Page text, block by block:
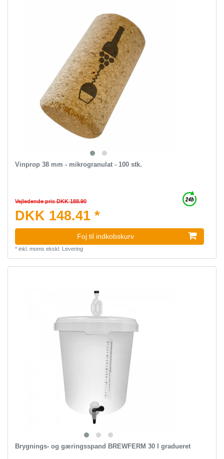
Vinprop 38 mm - mikrogranulat - 100 stk.
Vejledende pris DKK 188.90
DKK 148.41 *
Foj til indkobskurv
* inkl. moms ekskl. Levering
Brygnings- og gæringsspand BREWFERM 30 l gradueret